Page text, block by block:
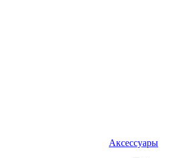
Аксессуары